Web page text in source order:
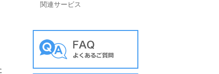
関連サービス